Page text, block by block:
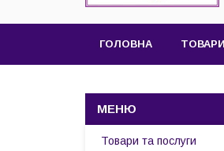
ГОЛОВНА
Товари та послуги